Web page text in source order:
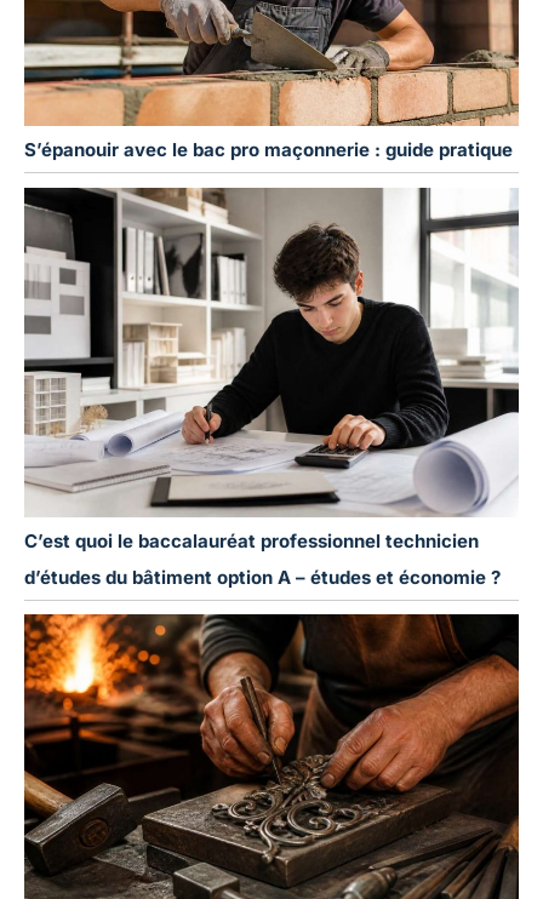
S’épanouir avec le bac pro maçonnerie : guide pratique
C’est quoi le baccalauréat professionnel technicien
d’études du bâtiment option A – études et économie ?